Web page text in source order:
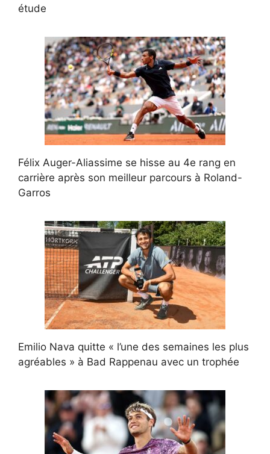
étude
Félix Auger-Aliassime se hisse au 4e rang en
carrière après son meilleur parcours à Roland-
Garros
Emilio Nava quitte « l’une des semaines les plus
agréables » à Bad Rappenau avec un trophée